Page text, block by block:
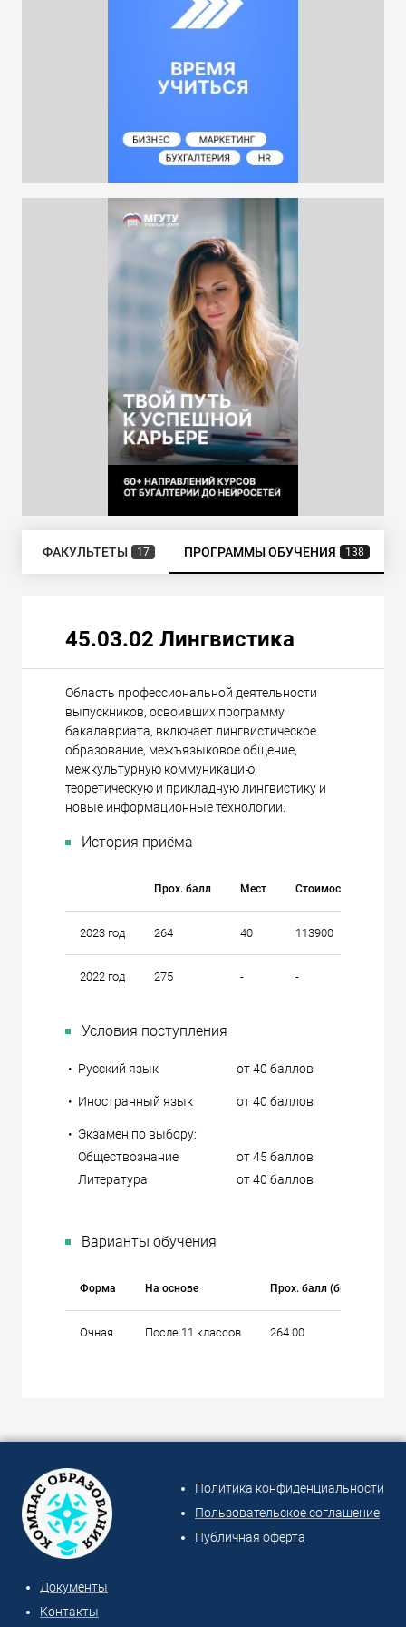
ФАКУЛЬТЕТЫ 17 ПРОГРАММЫ ОБУЧЕНИЯ 138
45.03.02 Лингвистика
Область профессиональной деятельности
выпускников, освоивших программу
бакалавриата, включает лингвистическое
образование, межъязыковое общение,
межкультурную коммуникацию,
теоретическую и прикладную лингвистику и
новые информационные технологии.
История приёма
Прох. балл Мест Стоимость
2023 год 264 40 113900
2022 год 275 - -
Условия поступления
• Русский язык от 40 баллов
• Иностранный язык от 40 баллов
• Экзамен по выбору:
Обществознание
от 45 баллов
Литература
от 40 баллов
Варианты обучения
Форма На основе Прох. балл (бюджет)
Очная После 11 классов 264.00
Политика конфиденциальности
Пользовательское соглашение
Публичная оферта
Документы
Контакты